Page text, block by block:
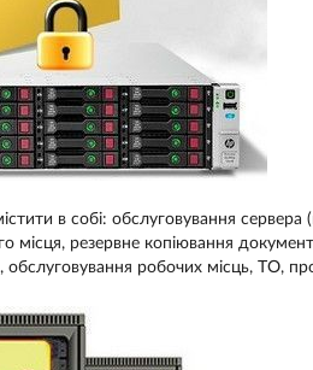
в собі: обслуговування
місця, резервне копіювання
обслуговування робочих місць, ТО,